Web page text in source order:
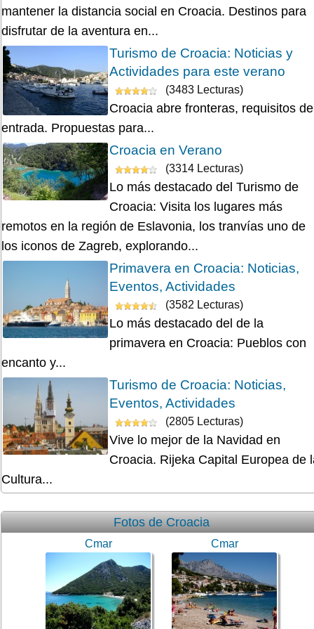
mantener la distancia social en Croacia. Destinos para
disfrutar de la aventura en...
Turismo de Croacia: Noticias y
Actividades para este verano
(3483 Lecturas)
Croacia abre fronteras, requisitos de
entrada. Propuestas para...
Croacia en Verano
(3314 Lecturas)
Lo más destacado del Turismo de
Croacia: Visita los lugares más
remotos en la región de Eslavonia, los tranvías uno de
los iconos de Zagreb, explorando...
Primavera en Croacia: Noticias,
Eventos, Actividades
(3582 Lecturas)
Lo más destacado del de la
primavera en Croacia: Pueblos con
encanto y...
Turismo de Croacia: Noticias,
Eventos, Actividades
(2805 Lecturas)
Vive lo mejor de la Navidad en
Croacia. Rijeka Capital Europea de
Cultura...
Fotos de Croacia
Cmar Cmar